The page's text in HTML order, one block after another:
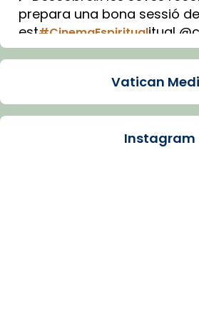
prepara una bona sessió
est#CinemaEspiritualitual
Imatge: Generada amb IA
Arquebisbat de
Vatican
Instagram